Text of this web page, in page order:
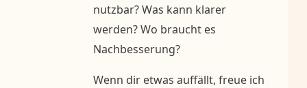
nutzbar? Was kann klarer
werden? Wo braucht es
Nachbesserung?
Wenn dir etwas auffällt, freue ich